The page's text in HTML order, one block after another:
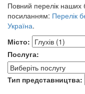
Повний перелік наших
посиланням: Перелік
Україна.
Місто:
Послуга:
Тип представництва: